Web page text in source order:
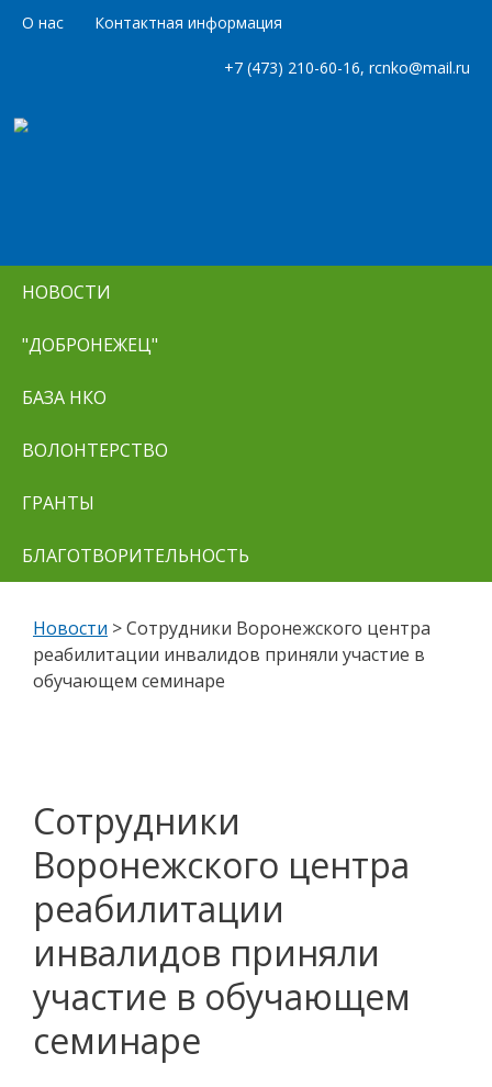
О нас Контактная информация
+7 (473) 210-60-16, rcnko@mail.ru
НОВОСТИ
"ДОБРОНЕЖЕЦ"
БАЗА НКО
ВОЛОНТЕРСТВО
ГРАНТЫ
БЛАГОТВОРИТЕЛЬНОСТЬ
Новости >Сотрудники Воронежского центра
реабилитации инвалидов приняли участие в
обучающем семинаре
Сотрудники
Воронежского центра
реабилитации
инвалидов приняли
участие в обучающем
семинаре